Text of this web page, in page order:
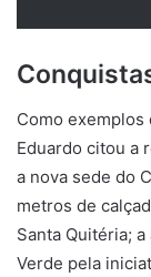
Como
Eduardo citou a
a nova sede do
metros de
Santa Quitéria;
Verde pela